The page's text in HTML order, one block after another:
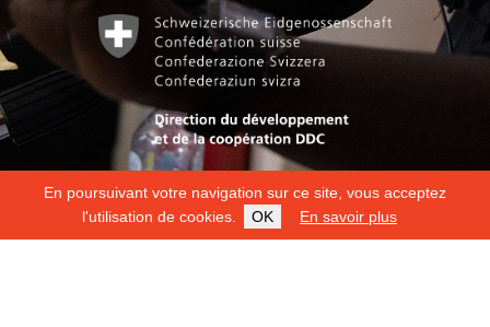
En poursuivant votre navigation sur ce site, vous acceptez
l'utilisation de cookies.
OK En savoir plus